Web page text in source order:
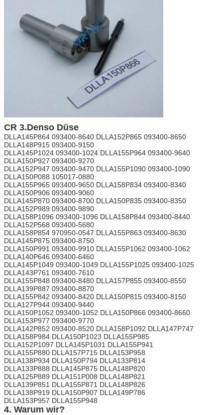
CR 3.Denso Düse
DLLA145P864 093400-8640 DLLA152P865 093400-8650
DLLA148P915 093400-9150
DLLA145P1024 093400-1024 DLLA155P964 093400-9640
DLLA150P927 093400-9270
DLLA152P947 093400-9470 DLLA155P1090 093400-1090
DLLA150P088 105017-0880
DLLA155P965 093400-9650 DLLA158P834 093400-8340
DLLA150P906 093400-9060
DLLA145P870 093400-8700 DLLA150P835 093400-8350
DLLA152P989 093400-9890
DLLA158P1096 093400-1096 DLLA158P844 093400-8440
DLLA152P568 093400-5680
DLLA158P854 970950-0547 DLLA155P863 093400-8630
DLLA145P875 093400-8750
DLLA150P991 093400-9910 DLLA155P1062 093400-1062
DLLA140P646 093400-6460
DLLA145P1049 093400-1049 DLLA155P1025 093400-1025
DLLA143P761 093400-7610
DLLA155P848 093400-8480 DLLA157P855 093400-8550
DLLA139P887 093400-8870
DLLA155P842 093400-8420 DLLA150P815 093400-8150
DLLA127P944 093400-9440
DLLA150P1052 093400-1052 DLLA150P866 093400-8660
DLLA153P977 093400-9770
DLLA142P852 093400-8520 DLLA158P1092 DLLA147P747
DLLA158P984 DLLA150P1023 DLLA155P985
DLLA152P1097 DLLA145P1031 DLLA155P941
DLLA155P880 DLLA157P715 DLLA153P958
DLLA138P934 DLLA150P794 DLLA133P814
DLLA133P888 DLLA145P875 DLLA148P820
DLLA125P889 DLLA151P008 DLLA148P821
DLLA139P851 DLLA155P871 DLLA148P826
DLLA138P919 DLLA150P907 DLLA149P786
DLLA153P957 DLLA155P948
4. Warum wir?